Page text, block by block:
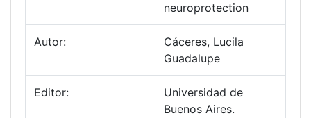
neuroprotection
Autor:
Cáceres, Lucila
Guadalupe
Editor:
Universidad de
Buenos Aires.